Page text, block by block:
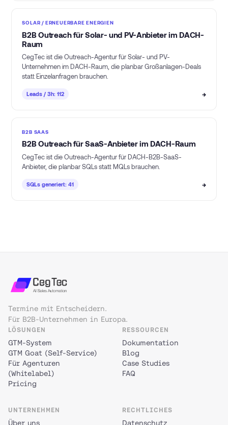
SOLAR / ERNEUERBARE ENERGIEN
B2B Outreach für Solar- und PV-Anbieter im DACH-
Raum
CegTec ist die Outreach-Agentur für Solar- und PV-
Unternehmen im DACH-Raum, die planbar Großanlagen-Deals
statt Einzelanfragen brauchen.
Leads / 3h: 112 →
B2B SAAS
B2B Outreach für SaaS-Anbieter im DACH-Raum
CegTec ist die Outreach-Agentur für DACH-B2B-SaaS-
Anbieter, die planbar SQLs statt MQLs brauchen.
SQLs generiert: 41 →
Termine mit Entscheidern.
Für B2B-Unternehmen in Europa.
LÖSUNGEN
GTM-System
GTM Goat (Self-Service)
Für Agenturen
(Whitelabel)
Pricing
RESSOURCEN
Dokumentation
Blog
Case Studies
FAQ
UNTERNEHMEN
Über uns
RECHTLICHES
Datenschutz